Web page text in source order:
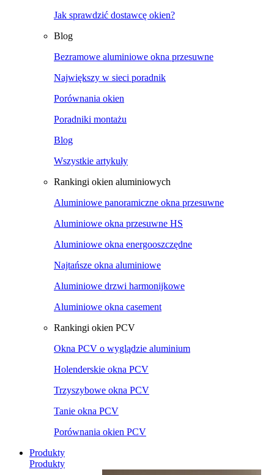
Jak sprawdzić dostawcę okien?
Blog
Bezramowe aluminiowe okna przesuwne
Największy w sieci poradnik
Porównania okien
Poradniki montażu
Blog
Wszystkie artykuły
Rankingi okien aluminiowych
Aluminiowe panoramiczne okna przesuwne
Aluminiowe okna przesuwne HS
Aluminiowe okna energooszczędne
Najtańsze okna aluminiowe
Aluminiowe drzwi harmonijkowe
Aluminiowe okna casement
Rankingi okien PCV
Okna PCV o wyglądzie aluminium
Holenderskie okna PCV
Trzyszybowe okna PCV
Tanie okna PCV
Porównania okien PCV
Produkty
Produkty